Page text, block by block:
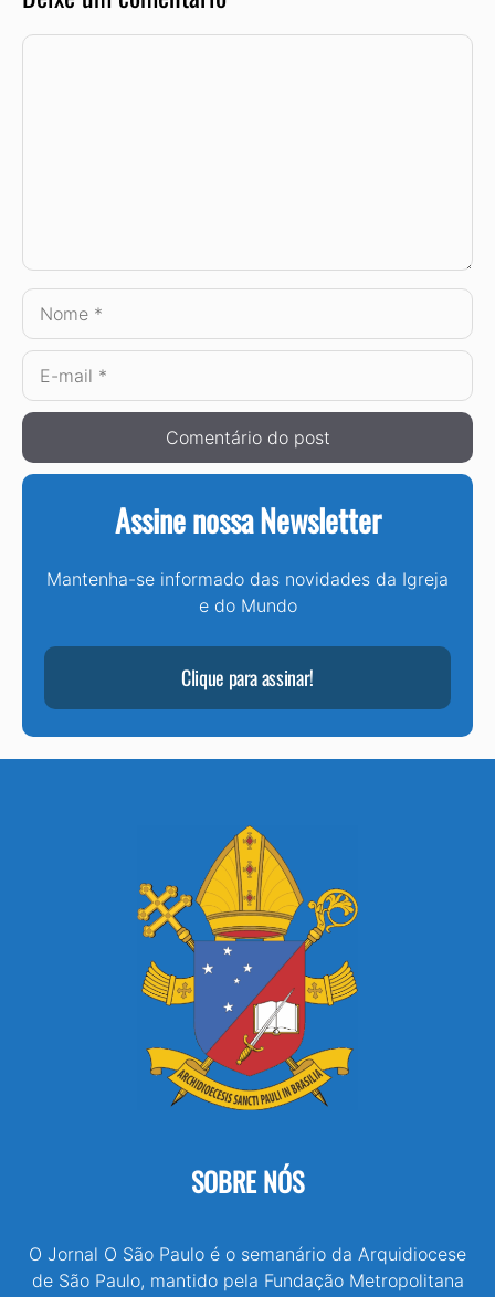
Comentário
Nome
E-
mail
Assine nossa Newsletter
Mantenha-se informado das novidades da Igreja
e do Mundo
Clique para assinar!
SOBRE NÓS
O Jornal O São Paulo é o semanário da Arquidiocese
de São Paulo, mantido pela Fundação Metropolitana